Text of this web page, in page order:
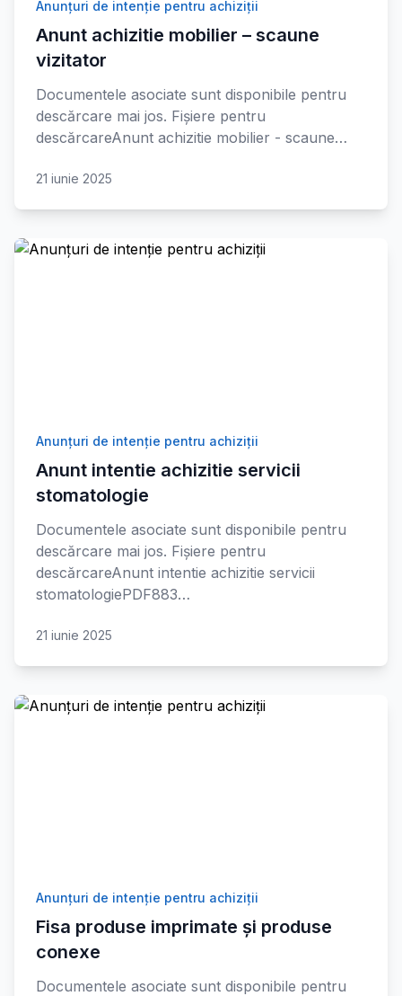
Anunțuri de intenție pentru achiziții
Anunt achizitie mobilier – scaune
vizitator
Documentele asociate sunt disponibile pentru
descărcare mai jos. Fișiere pentru
descărcareAnunt achizitie mobilier - scaune…
21 iunie 2025
Anunțuri de intenție pentru achiziții
Anunt intentie achizitie servicii
stomatologie
Documentele asociate sunt disponibile pentru
descărcare mai jos. Fișiere pentru
descărcareAnunt intentie achizitie servicii
stomatologiePDF883…
21 iunie 2025
Anunțuri de intenție pentru achiziții
Fisa produse imprimate și produse
conexe
Documentele asociate sunt disponibile pentru